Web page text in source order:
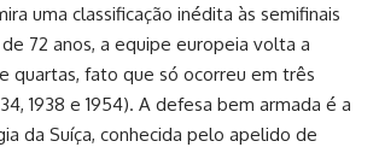
uma classificação inédita às semifinais
72 anos, a equipe europeia volta a
quartas, fato que só ocorreu em três
1938 e 1954). A defesa bem armada é a
da Suíça, conhecida pelo apelido de